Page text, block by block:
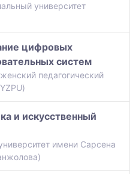
университет
цифровых
систем
педагогический
и искусственный
имени Сарсена